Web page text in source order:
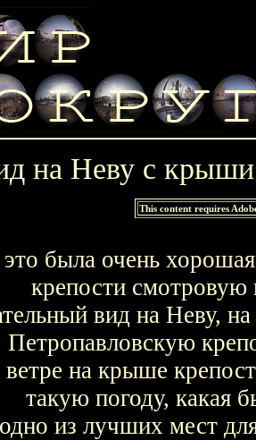
на Неву с крыши
This content requires
была очень
крепости смотровую
вид на Неву,
Петропавловскую
на крыше
такую погоду, какая
из лучших мест